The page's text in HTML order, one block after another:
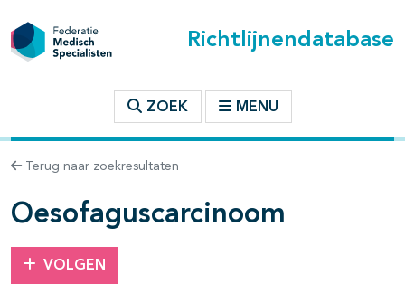
Richtlijnendatabase
ZOEK MENU
Terug naar zoekresultaten
Oesofaguscarcinoom
VOLGEN
binnen deze richtlijn